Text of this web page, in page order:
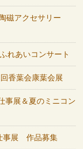
磁アクセサリー
れあいコンサート
香葉会康葉会展
事展＆夏のミニコン
事展 作品募集